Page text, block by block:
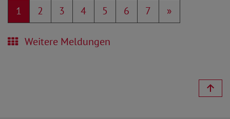
1 2 3 4 5 6 7 »
Weitere Meldungen